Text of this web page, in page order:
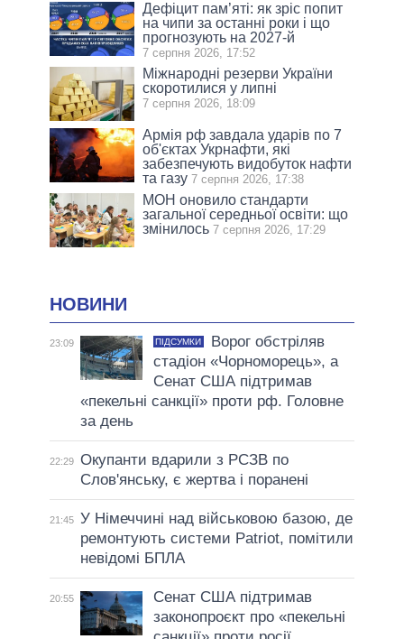
Дефіцит пам’яті: як зріс попит
на чипи за останні роки і що
прогнозують на 2027-й
7 серпня 2026, 17:52
Міжнародні резерви України
скоротилися у липні
7 серпня 2026, 18:09
Армія рф завдала ударів по 7
об'єктах Укрнафти, які
забезпечують видобуток нафти
та газу 7 серпня 2026, 17:38
МОН оновило стандарти
загальної середньої освіти: що
змінилось 7 серпня 2026, 17:29
НОВИНИ
23:09 ПІДСУМКИ
Ворог обстріляв
стадіон «Чорноморець», а
Сенат США підтримав
«пекельні санкції» проти рф. Головне
за день
22:29 Окупанти вдарили з РСЗВ по
Слов'янську, є жертва і поранені
21:45 У Німеччині над військовою базою, де
ремонтують системи Patriot, помітили
невідомі БПЛА
20:55
Сенат США підтримав
законопроєкт про «пекельні